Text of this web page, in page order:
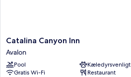
Catalina
Canyon
Inn
Avalon
Catalina Canyon Inn
Avalon
Pool
Kæledyrsvenligt
Gratis Wi-Fi
Restaurant